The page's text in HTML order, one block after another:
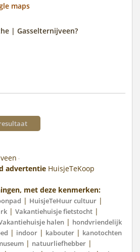
maps
| Gasselternijveen?
advertentie HuisjeTeKoop
met deze kenmerken:
| HuisjeTeHuur cultuur |
| Vakantiehuisje fietstocht |
halen | hondvriendelijk
| indoor | kabouter | kanotochten
| natuurliefhebber |